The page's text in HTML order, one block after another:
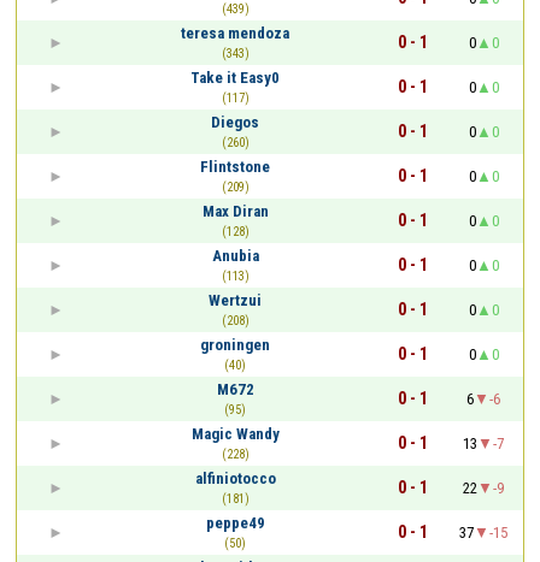
(439)
teresa mendoza
(343)
0 - 1 0
0
Take it Easy0
(117)
0 - 1 0
0
Diegos
(260)
0 - 1 0
0
Flintstone
(209)
0 - 1 0
0
Max Diran
(128)
0 - 1 0
0
Anubia
(113)
0 - 1 0
0
Wertzui
(208)
0 - 1 0
0
groningen
(40)
0 - 1 0
0
M672
(95)
0 - 1 6
-6
Magic Wandy
(228)
0 - 1 13
-7
alfiniotocco
(181)
0 - 1 22
-9
peppe49
(50)
0 - 1 37
-15